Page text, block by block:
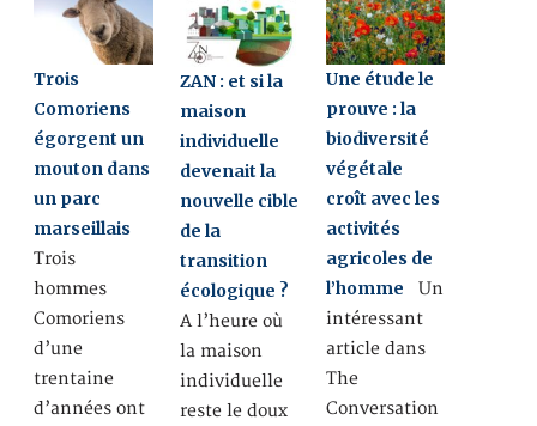
Trois
Comoriens
égorgent un
mouton dans
un parc
marseillais
Trois
hommes
Comoriens
d’une
trentaine
d’années ont
ZAN : et si la
maison
individuelle
devenait la
nouvelle cible
de la
transition
écologique ?
A l’heure où
la maison
individuelle
reste le doux
Une étude le
prouve : la
biodiversité
végétale
croît avec les
activités
agricoles de
l’homme Un
intéressant
article dans
The
Conversation